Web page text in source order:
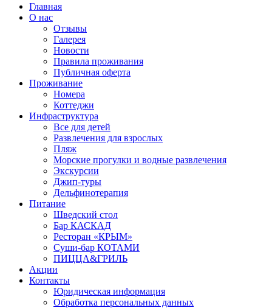
Главная
О нас
Отзывы
Галерея
Новости
Правила проживания
Публичная оферта
Проживание
Номера
Коттеджи
Инфраструктура
Все для детей
Развлечения для взрослых
Пляж
Морские прогулки и водные развлечения
Экскурсии
Джип-туры
Дельфинотерапия
Питание
Шведский стол
Бар КАСКАД
Ресторан «КРЫМ»
Суши-бар КОТАМИ
ПИЦЦА&ГРИЛЬ
Акции
Контакты
Юридическая информация
Обработка персональных данных